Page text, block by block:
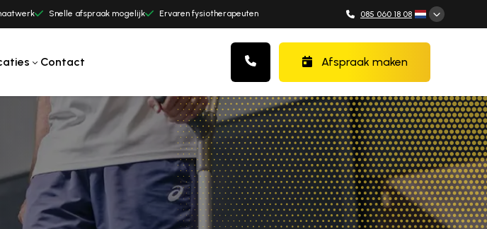
Snelle afspraak mogelijk Ervaren fysiotherapeuten 085 060 18 08
Contact Afspraak maken